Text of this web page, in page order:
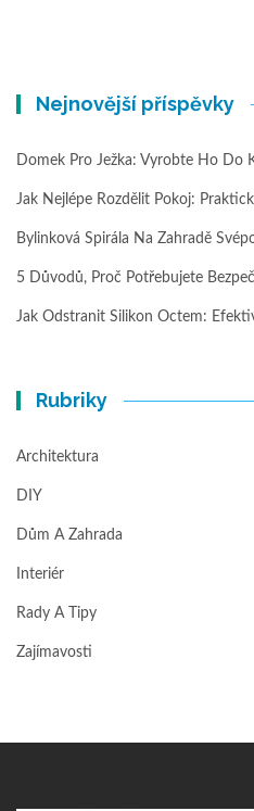
Nejnovější příspěvky
Domek Pro Ježka: Vyrobte Ho Do
Jak Nejlépe Rozdělit Pokoj:
Bylinková Spirála Na Zahradě
5 Důvodů, Proč Potřebujete
Jak Odstranit Silikon Octem:
Rubriky
Architektura
DIY
Dům A Zahrada
Interiér
Rady A Tipy
Zajímavosti